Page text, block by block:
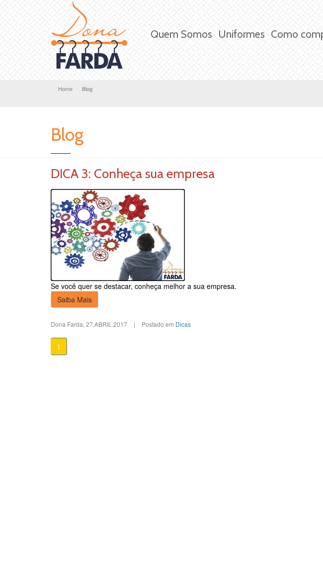
Quem Somos Uniformes Como
Home Blog
Blog
DICA 3: Conheça sua empresa
Se você quer se destacar, conheça melhor a sua empresa.
Saiba Mais
Dona Farda, 27.ABRIL.2017 | Postado em Dicas
1